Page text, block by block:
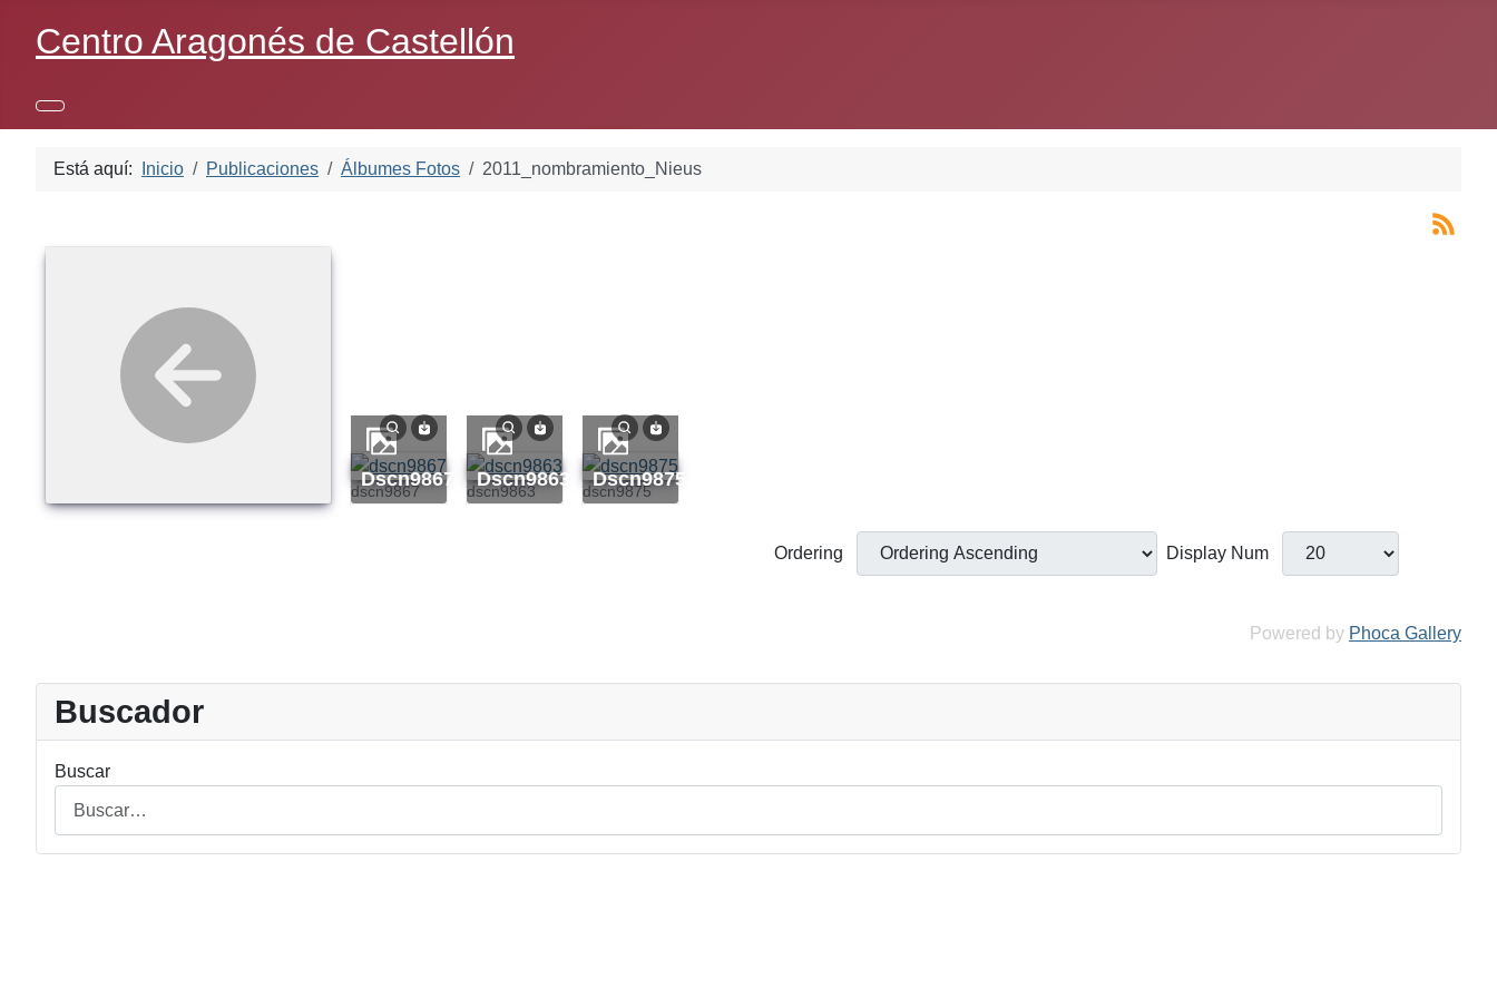
Centro Aragonés de Castellón
Está aquí: Inicio Publicaciones Álbumes Fotos 2011_nombramiento_Nieus
dscn9867
dscn9867
dscn9863
dscn9863
dscn9875
dscn9875
Ordering Display Num
Powered by Phoca Gallery
Buscador
Buscar